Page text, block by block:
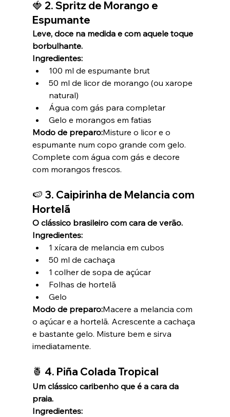
🍓 2. Spritz de Morango e
Espumante
Leve, doce na medida e com aquele toque
borbulhante.
Ingredientes:
100 ml de espumante brut
50 ml de licor de morango (ou xarope
natural)
Água com gás para completar
Gelo e morangos em fatias
Modo de preparo:Misture o licor e o
espumante num copo grande com gelo.
Complete com água com gás e decore
com morangos frescos.
🍉 3. Caipirinha de Melancia com
Hortelã
O clássico brasileiro com cara de verão.
Ingredientes:
1 xícara de melancia em cubos
50 ml de cachaça
1 colher de sopa de açúcar
Folhas de hortelã
Gelo
Modo de preparo:Macere a melancia com
o açúcar e a hortelã. Acrescente a cachaça
e bastante gelo. Misture bem e sirva
imediatamente.
🍍 4. Piña Colada Tropical
Um clássico caribenho que é a cara da
praia.
Ingredientes: